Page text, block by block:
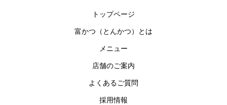
トップページ
富かつ（とんかつ）とは
メニュー
店舗のご案内
よくあるご質問
採用情報